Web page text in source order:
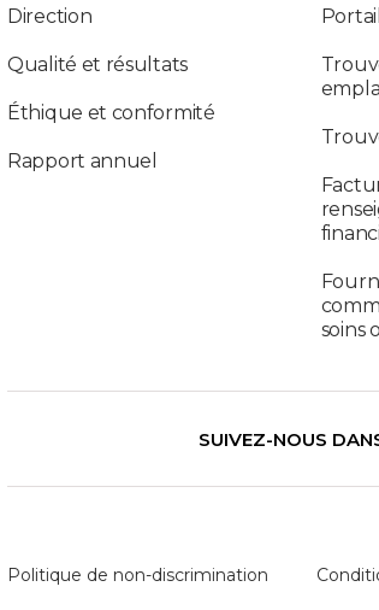
Direction
Qualité et résultats
Éthique et conformité
Rapport annuel
soins
SUIVEZ-NOUS
Politique de non-discrimination